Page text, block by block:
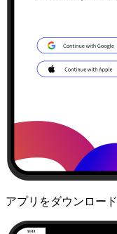
アプリをダウンロード